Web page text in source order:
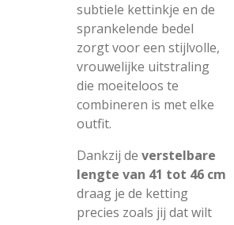
subtiele kettinkje en de
sprankelende bedel
zorgt voor een stijlvolle,
vrouwelijke uitstraling
die moeiteloos te
combineren is met elke
outfit.
Dankzij de verstelbare
lengte van 41 tot 46 cm
draag je de ketting
precies zoals jij dat wilt